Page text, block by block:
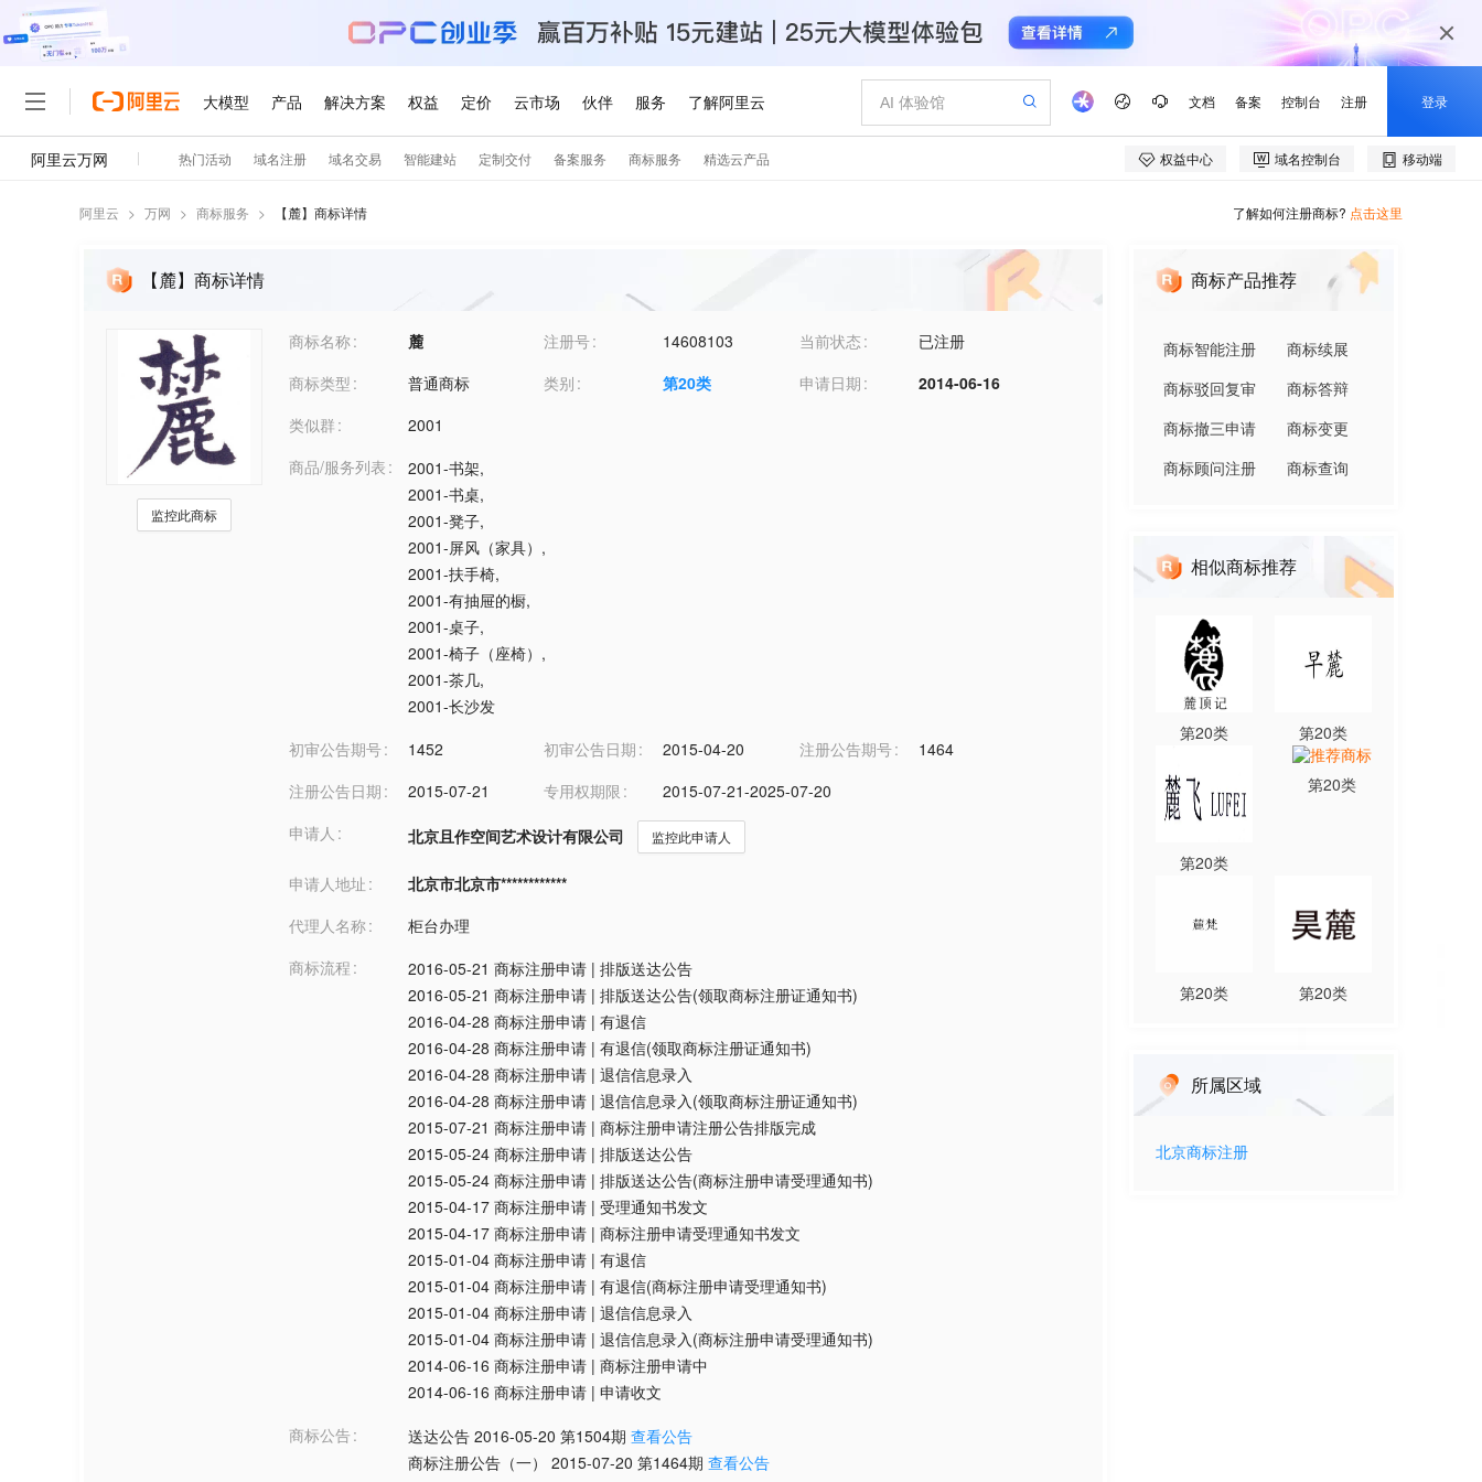
阿里云 > 万网 > 商标服务 > 【麓】商标详情 了解如何注册商标? 点击这里
【麓】商标详情
监控此商标
商标名称 麓 注册号 14608103 当前状态
已注册
商标类型
普通商标 类别 第20类 申请日期
2014-06-16
类似群
2001
商品/服务列表
2001-书架,
2001-书桌,
2001-凳子,
2001-屏风（家具） ,
2001-扶手椅,
2001-有抽屉的橱,
2001-桌子,
2001-椅子（座椅） ,
2001-茶几,
2001-长沙发
初审公告期号
1452 初审公告日期 2015-04-20 注册公告期号
1464
注册公告日期
2015-07-21 专用权期限
2015-07-21-2025-07-20
申请人
北京且作空间艺术设计有限公司 监控此申请人
申请人地址
北京市北京市************
代理人名称
柜台办理
商标流程
2016-05-21 商标注册申请 | 排版送达公告
2016-05-21 商标注册申请 | 排版送达公告(领取商标注册证通知书)
2016-04-28 商标注册申请 | 有退信
2016-04-28 商标注册申请 | 有退信(领取商标注册证通知书)
2016-04-28 商标注册申请 | 退信信息录入
2016-04-28 商标注册申请 | 退信信息录入(领取商标注册证通知书)
2015-07-21 商标注册申请 | 商标注册申请注册公告排版完成
2015-05-24 商标注册申请 | 排版送达公告
2015-05-24 商标注册申请 | 排版送达公告(商标注册申请受理通知书)
2015-04-17 商标注册申请 | 受理通知书发文
2015-04-17 商标注册申请 | 商标注册申请受理通知书发文
2015-01-04 商标注册申请 | 有退信
2015-01-04 商标注册申请 | 有退信(商标注册申请受理通知书)
2015-01-04 商标注册申请 | 退信信息录入
2015-01-04 商标注册申请 | 退信信息录入(商标注册申请受理通知书)
2014-06-16 商标注册申请 | 商标注册申请中
2014-06-16 商标注册申请 | 申请收文
商标公告
送达公告 2016-05-20 第1504期 查看公告
商标注册公告（一）
2015-07-20 第1464期 查看公告
商标产品推荐
商标智能注册
商标续展
商标驳回复审
商标答辩
商标撤三申请
商标变更
商标顾问注册
商标查询
相似商标推荐
第20类 第20类
第20类
第20类
第20类 第20类
所属区域
北京商标注册